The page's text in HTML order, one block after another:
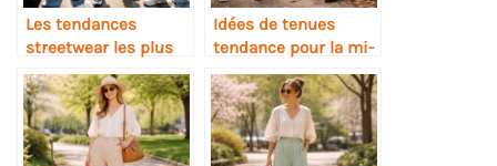
Les tendances
streetwear les plus
incontournables de
New York
Idées de tenues
tendance pour la mi-
saison : alliez style et
confort